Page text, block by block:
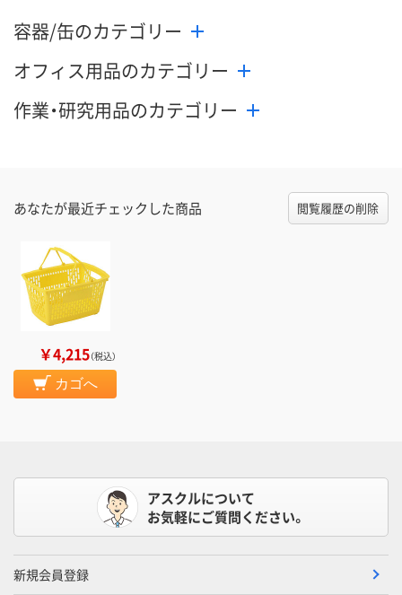
容器/缶のカテゴリー
オフィス用品のカテゴリー
作業・研究用品のカテゴリー
あなたが最近チェックした商品 閲覧履歴の削除
￥4,215（税込）
カゴへ
アスクルについて
お気軽にご質問ください。
新規会員登録